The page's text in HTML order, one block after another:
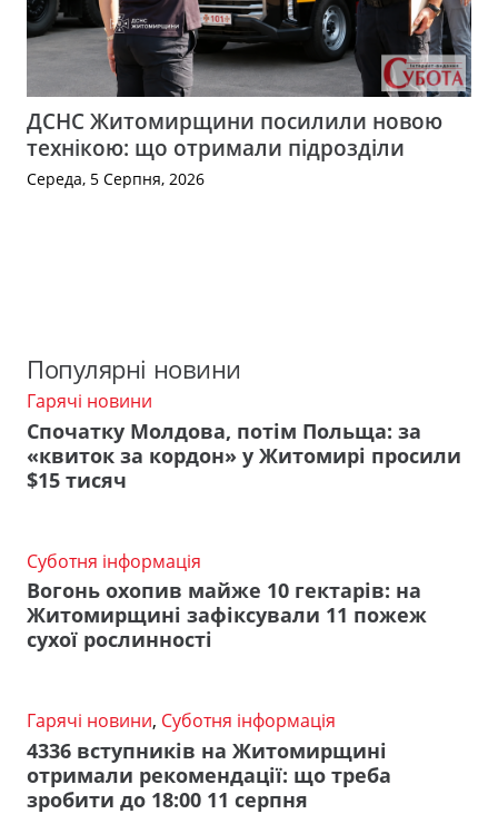
ДСНС Житомирщини посилили новою
технікою: що отримали підрозділи
Середа, 5 Серпня, 2026
Популярні новини
Гарячі новини
Спочатку Молдова, потім Польща: за
«квиток за кордон» у Житомирі просили
$15 тисяч
Суботня інформація
Вогонь охопив майже 10 гектарів: на
Житомирщині зафіксували 11 пожеж
сухої рослинності
Гарячі новини, Суботня інформація
4336 вступників на Житомирщині
отримали рекомендації: що треба
зробити до 18:00 11 серпня